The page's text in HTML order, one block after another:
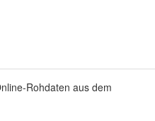
Rohdaten aus dem